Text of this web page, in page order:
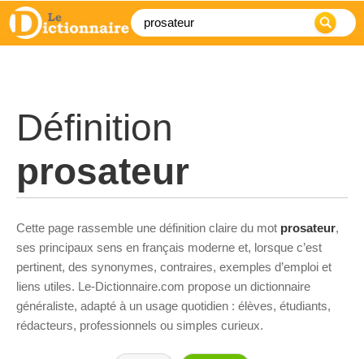
Définition
prosateur
Cette page rassemble une définition claire du mot prosateur,
ses principaux sens en français moderne et, lorsque c’est
pertinent, des synonymes, contraires, exemples d’emploi et
liens utiles. Le-Dictionnaire.com propose un dictionnaire
généraliste, adapté à un usage quotidien : élèves, étudiants,
rédacteurs, professionnels ou simples curieux.